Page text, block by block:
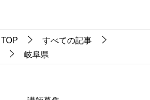
TOP
すべての記事
岐阜県